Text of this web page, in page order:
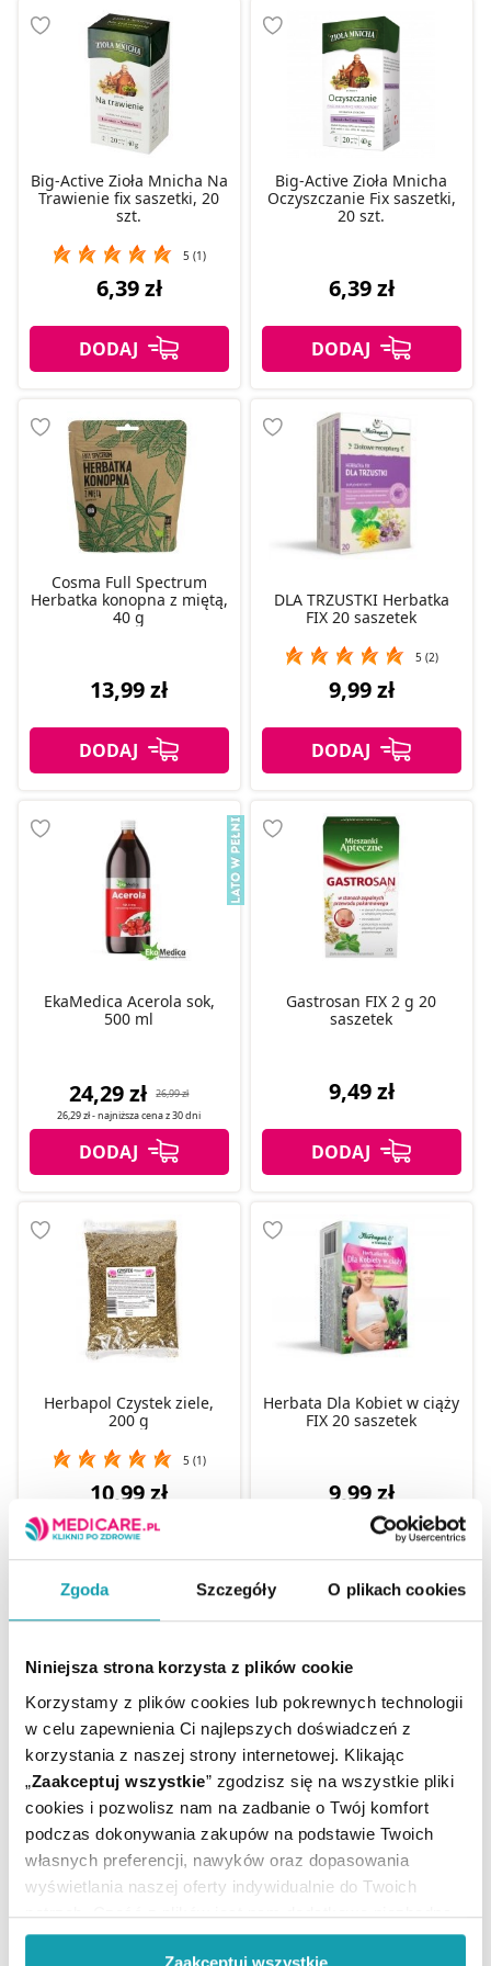
Zgoda Szczegóły O plikach cookies
Niniejsza strona korzysta z plików cookie
Korzystamy z plików cookies lub pokrewnych technologii
w celu zapewnienia Ci najlepszych doświadczeń z
korzystania z naszej strony internetowej. Klikając
„Zaakceptuj wszystkie” zgodzisz się na wszystkie pliki
cookies i pozwolisz nam na zadbanie o Twój komfort
podczas dokonywania zakupów na podstawie Twoich
własnych preferencji, nawyków oraz dopasowania
wyświetlania naszej oferty indywidualnie do Twoich
potrzeb. Część z plików jest nam dodatkowo niezbędna
do prawidłowego działania Portalu oraz jego
Big-Active Zioła Mnicha Na
Trawienie fix saszetki, 20
szt.
5 (1)
6,39 zł
Big-Active Zioła Mnicha
Oczyszczanie Fix saszetki,
20 szt.
6,39 zł
Cosma Full Spectrum
Herbatka konopna z miętą,
40 g
13,99 zł
DLA TRZUSTKI Herbatka
FIX 20 saszetek
5 (2)
9,99 zł
EkaMedica Acerola sok,
500 ml
24,29 zł
26,99 zł
26,29 zł- najniższa cena z30 dni
Gastrosan FIX 2 g 20
saszetek
9,49 zł
Herbapol Czystek ziele,
200 g
5 (1)
10,99 zł
Herbata Dla Kobiet w ciąży
FIX 20 saszetek
9,99 zł
Herbata Dla Nerek FIX 20
saszetek
8,99 zł
Herbata Dla Płuc Fix 20
saszetek
8,99 zł